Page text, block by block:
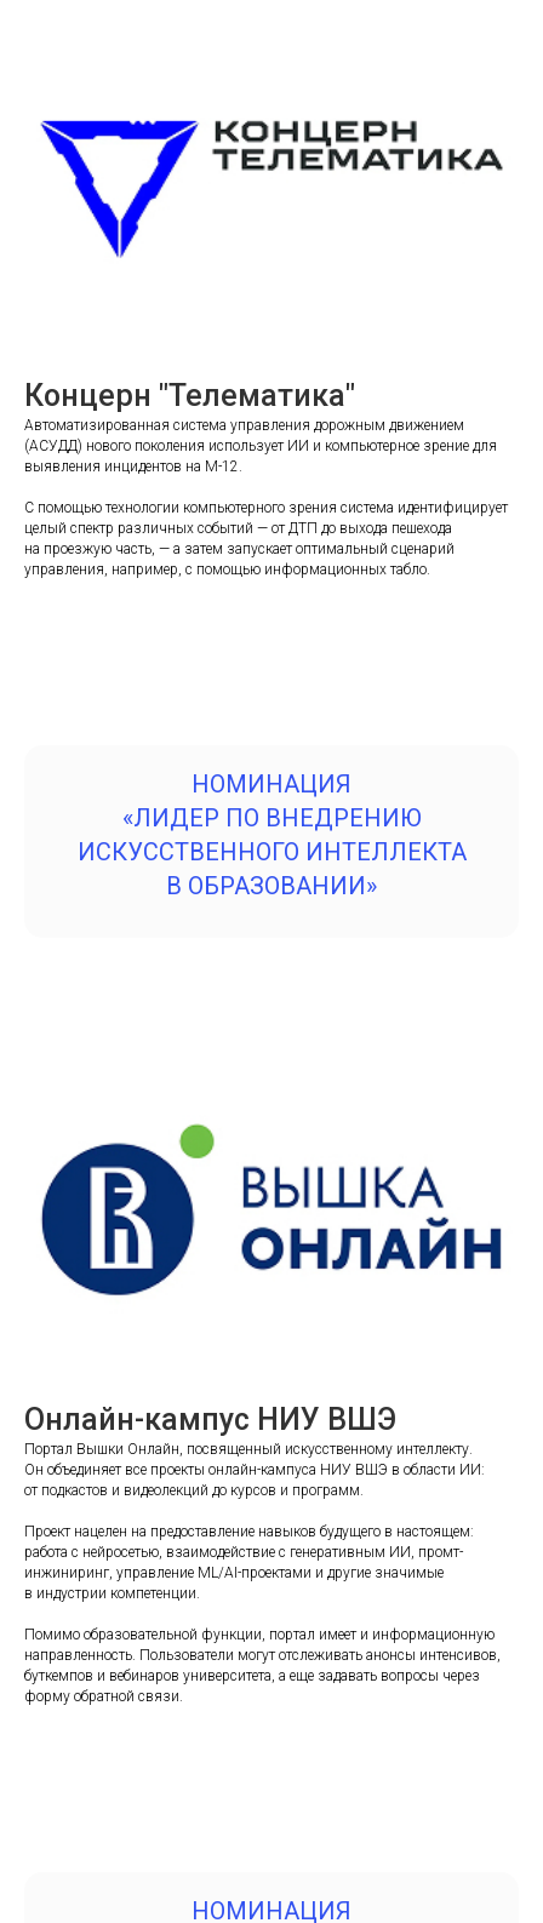
Концерн "Телематика"
Автоматизированная система управления дорожным движением
(АСУДД) нового поколения использует ИИ и компьютерное зрение для
выявления инцидентов на М-12.
С помощью технологии компьютерного зрения система идентифицирует
целый спектр различных событий — от ДТП до выхода пешехода
на проезжую часть, — а затем запускает оптимальный сценарий
управления, например, с помощью информационных табло.
НОМИНАЦИЯ
«ЛИДЕР ПО ВНЕДРЕНИЮ
ИСКУССТВЕННОГО ИНТЕЛЛЕКТА
В ОБРАЗОВАНИИ»
Онлайн-кампус НИУ ВШЭ
Портал Вышки Онлайн, посвященный искусственному интеллекту.
Он объединяет все проекты онлайн-кампуса НИУ ВШЭ в области ИИ:
от подкастов и видеолекций до курсов и программ.
Проект нацелен на предоставление навыков будущего в настоящем:
работа с нейросетью, взаимодействие с генеративным ИИ, промт-
инжиниринг, управление ML/AI-проектами и другие значимые
в индустрии компетенции.
Помимо образовательной функции, портал имеет и информационную
направленность. Пользователи могут отслеживать анонсы интенсивов,
буткемпов и вебинаров университета, а еще задавать вопросы через
форму обратной связи.
НОМИНАЦИЯ